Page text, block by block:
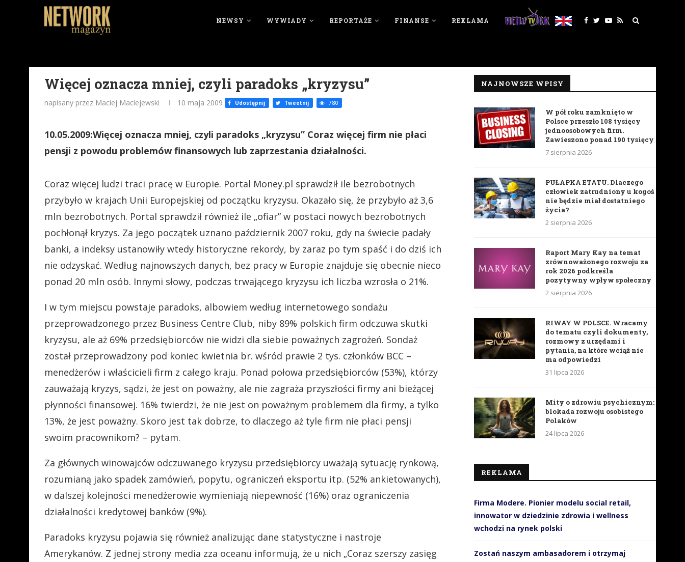
NEWSY WYWIADY REPORTAŻE FINANSE REKLAMA
Więcej oznacza mniej, czyli paradoks „kryzysu”
napisany przez Maciej Maciejewski 10 maja 2009 Udostępnij Tweetnij 780
10.05.2009:Więcej oznacza mniej, czyli paradoks „kryzysu” Coraz więcej firm nie płaci
pensji z powodu problemów finansowych lub zaprzestania działalności.
Coraz więcej ludzi traci pracę w Europie. Portal Money.pl sprawdził ile bezrobotnych
przybyło w krajach Unii Europejskiej od początku kryzysu. Okazało się, że przybyło aż 3,6
mln bezrobotnych. Portal sprawdził również ile „ofiar” w postaci nowych bezrobotnych
pochłonął kryzys. Za jego początek uznano październik 2007 roku, gdy na świecie padały
banki, a indeksy ustanowiły wtedy historyczne rekordy, by zaraz po tym spaść i do dziś ich
nie odzyskać. Według najnowszych danych, bez pracy w Europie znajduje się obecnie nieco
ponad 20 mln osób. Innymi słowy, podczas trwającego kryzysu ich liczba wzrosła o 21%.
I w tym miejscu powstaje paradoks, albowiem według internetowego sondażu
przeprowadzonego przez Business Centre Club, niby 89% polskich firm odczuwa skutki
kryzysu, ale aż 69% przedsiębiorców nie widzi dla siebie poważnych zagrożeń. Sondaż
został przeprowadzony pod koniec kwietnia br. wśród prawie 2 tys. członków BCC –
menedżerów i właścicieli firm z całego kraju. Ponad połowa przedsiębiorców (53%), którzy
zauważają kryzys, sądzi, że jest on poważny, ale nie zagraża przyszłości firmy ani bieżącej
płynności finansowej. 16% twierdzi, że nie jest on poważnym problemem dla firmy, a tylko
13%, że jest poważny. Skoro jest tak dobrze, to dlaczego aż tyle firm nie płaci pensji
swoim pracownikom? – pytam.
Za głównych winowajców odczuwanego kryzysu przedsiębiorcy uważają sytuację rynkową,
rozumianą jako spadek zamówień, popytu, ograniczeń eksportu itp. (52% ankietowanych),
w dalszej kolejności menedżerowie wymieniają niepewność (16%) oraz ograniczenia
działalności kredytowej banków (9%).
Paradoks kryzysu pojawia się również analizując dane statystyczne i nastroje
Amerykanów. Z jednej strony media zza oceanu informują, że u nich „Coraz szerszy zasięg
NAJNOWSZE WPISY
W pół roku zamknięto w
Polsce przeszło 108 tysięcy
jednoosobowych firm.
Zawieszono ponad 190 tysięcy
7 sierpnia 2026
PUŁAPKA ETATU. Dlaczego
człowiek zatrudniony u kogoś
nie będzie miał dostatniego
życia?
2 sierpnia 2026
Raport Mary Kay na temat
zrównoważonego rozwoju za
rok 2026 podkreśla
pozytywny wpływ społeczny
2 sierpnia 2026
RIWAY W POLSCE. Wracamy
do tematu czyli dokumenty,
rozmowy z urzędami i
pytania, na które wciąż nie
ma odpowiedzi
31 lipca 2026
Mity o zdrowiu psychicznym:
blokada rozwoju osobistego
Polaków
24 lipca 2026
REKLAMA
Firma Modere. Pionier modelu social retail,
innowator w dziedzinie zdrowia i wellness
wchodzi na rynek polski
Zostań naszym ambasadorem i otrzymaj